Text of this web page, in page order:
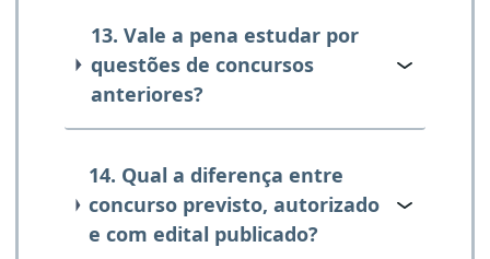
13. Vale a pena estudar por
questões de concursos
anteriores?
14. Qual a diferença entre
concurso previsto, autorizado
e com edital publicado?